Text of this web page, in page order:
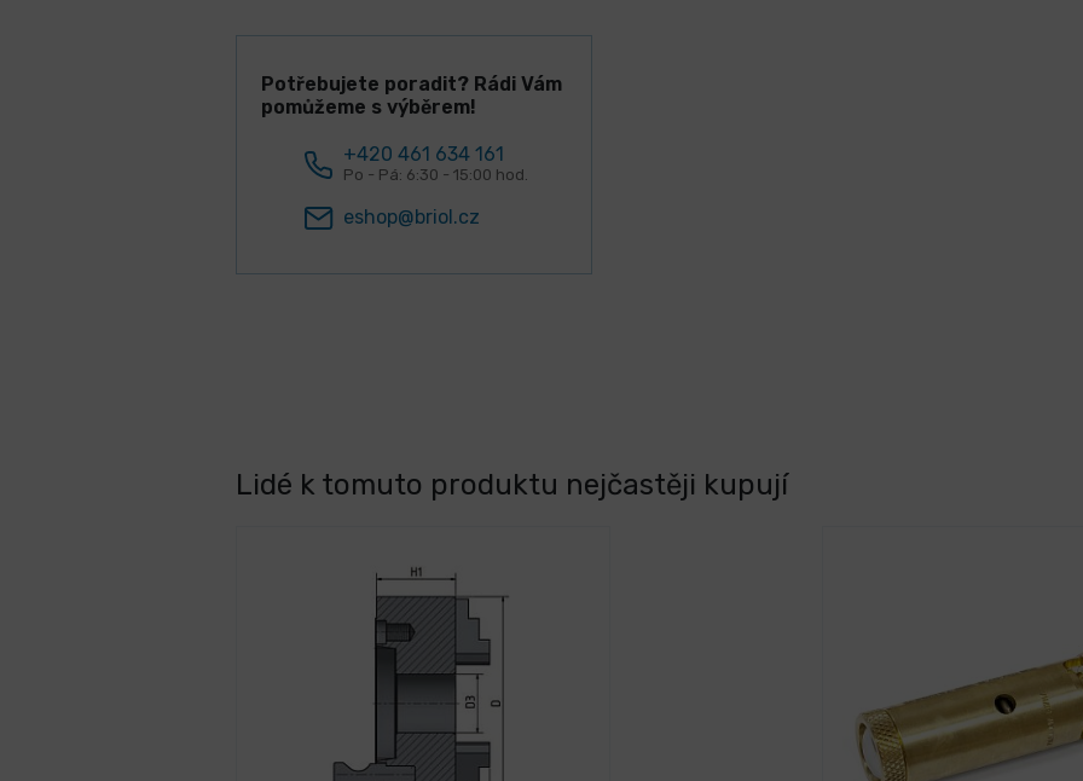
Potřebujete poradit? Rádi Vám
pomůžeme s výběrem!
+420 461 634 161
Po - Pá: 6:30 - 15:00 hod.
eshop@briol.cz
Lidé k tomuto produktu nejčastěji kupují